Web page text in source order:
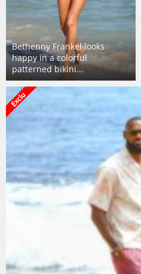
Bethenny Frankel looks
happy in a colorful
patterned bikini...